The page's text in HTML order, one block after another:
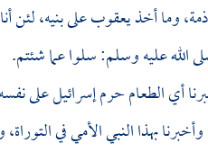
وما أخذ يعقوب على بنيه، لئن
الله عليه وسلم: سلوا عما شئتم.
أي الطعام حرم إسرائيل على
بهذا النبي الأمي في